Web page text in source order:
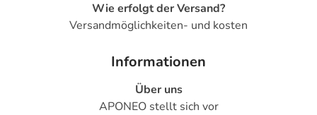
Wie erfolgt der Versand?
Versandmöglichkeiten- und kosten
Informationen
Über uns
APONEO stellt sich vor